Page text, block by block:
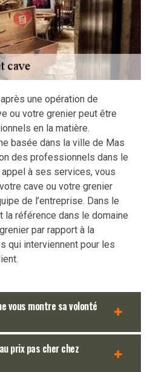
une opération de
ou votre grenier peut être
en la matière.
basée dans la ville de Mas
des professionnels dans le
à ses services, vous
cave ou votre grenier
de l’entreprise. Dans le
la référence dans le domaine
par rapport à la
qui interviennent pour les
vous montre sa volonté
prix pas cher chez